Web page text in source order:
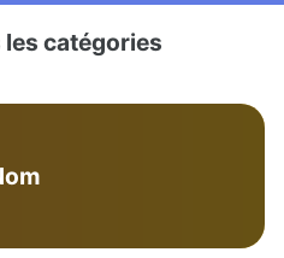
les catégories